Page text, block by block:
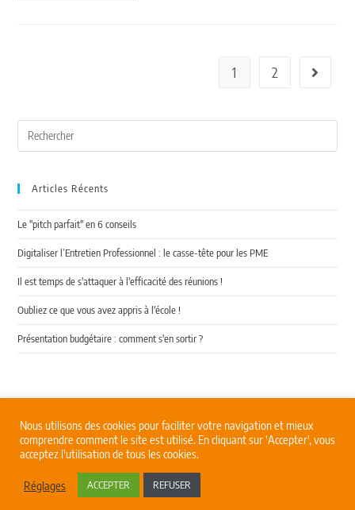
1 2
Articles Récents
Le "pitch parfait" en 6 conseils
Digitaliser l’Entretien Professionnel : le casse-tête pour les PME
Il est temps de s'attaquer à l'efficacité des réunions !
Oubliez ce que vous avez appris à l'école !
Présentation budgétaire : comment s'en sortir ?
Mentions légales–Qui sommes-nous? –
présentation
© PITCHLAB et KELERIS COMMUNICATION 2021
Nous utilisons des cookies pour faciliter votre navigation et mieux
comprendre comment le site est utilisé. En cliquant sur 'Accepter', vous
acceptez l'utilisation de tous les cookies.
Réglages ACCEPTER REFUSER